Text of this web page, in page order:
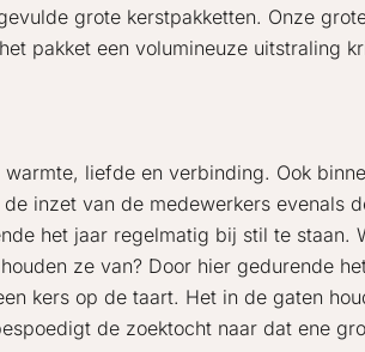
grote kerstpakketten. Onze
pakket een volumineuze uitstraling
liefde en verbinding. Ook
inzet van de medewerkers evenals
het jaar regelmatig bij stil te staan.
ze van? Door hier gedurende
kers op de taart. Het in de gaten
de zoektocht naar dat ene